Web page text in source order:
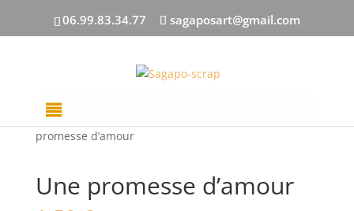
06.99.83.34.77 sagaposart@gmail.com
Accueil
promesse d’amour
Une promesse d’amour